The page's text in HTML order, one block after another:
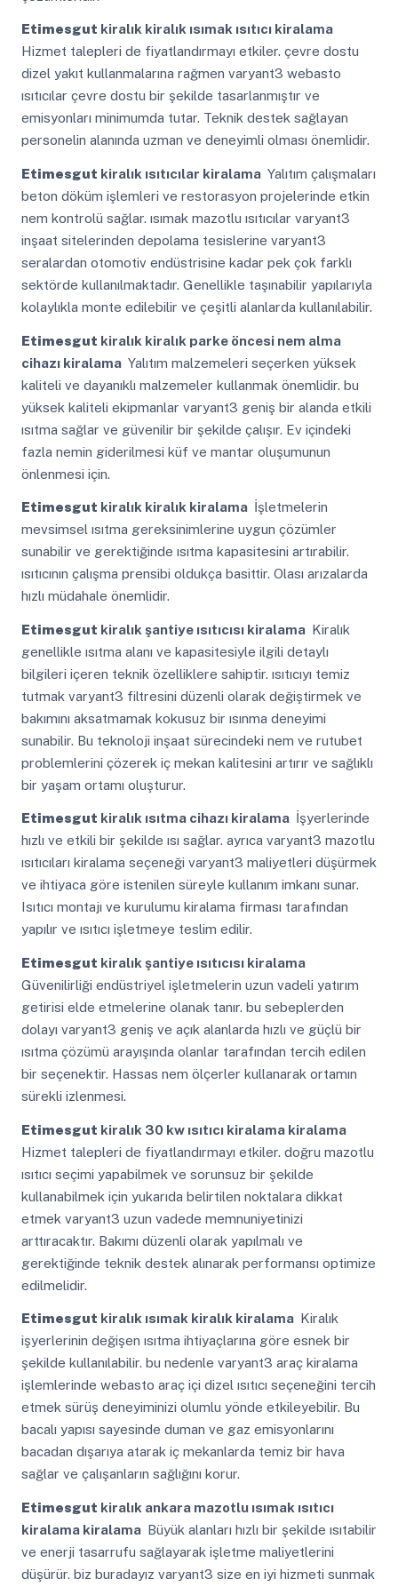
Etimesgut kiralık kiralık ısımak ısıtıcı kiralama
Hizmet talepleri de fiyatlandırmayı etkiler. çevre dostu
dizel yakıt kullanmalarına rağmen varyant3 webasto
ısıtıcılar çevre dostu bir şekilde tasarlanmıştır ve
emisyonları minimumda tutar. Teknik destek sağlayan
personelin alanında uzman ve deneyimli olması önemlidir.
Etimesgut kiralık ısıtıcılar kiralama Yalıtım çalışmaları
beton döküm işlemleri ve restorasyon projelerinde etkin
nem kontrolü sağlar. ısımak mazotlu ısıtıcılar varyant3
inşaat sitelerinden depolama tesislerine varyant3
seralardan otomotiv endüstrisine kadar pek çok farklı
sektörde kullanılmaktadır. Genellikle taşınabilir yapılarıyla
kolaylıkla monte edilebilir ve çeşitli alanlarda kullanılabilir.
Etimesgut kiralık kiralık parke öncesi nem alma
cihazı kiralama Yalıtım malzemeleri seçerken yüksek
kaliteli ve dayanıklı malzemeler kullanmak önemlidir. bu
yüksek kaliteli ekipmanlar varyant3 geniş bir alanda etkili
ısıtma sağlar ve güvenilir bir şekilde çalışır. Ev içindeki
fazla nemin giderilmesi küf ve mantar oluşumunun
önlenmesi için.
Etimesgut kiralık kiralık kiralama İşletmelerin
mevsimsel ısıtma gereksinimlerine uygun çözümler
sunabilir ve gerektiğinde ısıtma kapasitesini artırabilir.
ısıtıcının çalışma prensibi oldukça basittir. Olası arızalarda
hızlı müdahale önemlidir.
Etimesgut kiralık şantiye ısıtıcısı kiralama Kiralık
genellikle ısıtma alanı ve kapasitesiyle ilgili detaylı
bilgileri içeren teknik özelliklere sahiptir. ısıtıcıyı temiz
tutmak varyant3 filtresini düzenli olarak değiştirmek ve
bakımını aksatmamak kokusuz bir ısınma deneyimi
sunabilir. Bu teknoloji inşaat sürecindeki nem ve rutubet
problemlerini çözerek iç mekan kalitesini artırır ve sağlıklı
bir yaşam ortamı oluşturur.
Etimesgut kiralık ısıtma cihazı kiralama İşyerlerinde
hızlı ve etkili bir şekilde ısı sağlar. ayrıca varyant3 mazotlu
ısıtıcıları kiralama seçeneği varyant3 maliyetleri düşürmek
ve ihtiyaca göre istenilen süreyle kullanım imkanı sunar.
Isıtıcı montajı ve kurulumu kiralama firması tarafından
yapılır ve ısıtıcı işletmeye teslim edilir.
Etimesgut kiralık şantiye ısıtıcısı kiralama
Güvenilirliği endüstriyel işletmelerin uzun vadeli yatırım
getirisi elde etmelerine olanak tanır. bu sebeplerden
dolayı varyant3 geniş ve açık alanlarda hızlı ve güçlü bir
ısıtma çözümü arayışında olanlar tarafından tercih edilen
bir seçenektir. Hassas nem ölçerler kullanarak ortamın
sürekli izlenmesi.
Etimesgut kiralık 30 kw ısıtıcı kiralama kiralama
Hizmet talepleri de fiyatlandırmayı etkiler. doğru mazotlu
ısıtıcı seçimi yapabilmek ve sorunsuz bir şekilde
kullanabilmek için yukarıda belirtilen noktalara dikkat
etmek varyant3 uzun vadede memnuniyetinizi
arttıracaktır. Bakımı düzenli olarak yapılmalı ve
gerektiğinde teknik destek alınarak performansı optimize
edilmelidir.
Etimesgut kiralık ısımak kiralık kiralama Kiralık
işyerlerinin değişen ısıtma ihtiyaçlarına göre esnek bir
şekilde kullanılabilir. bu nedenle varyant3 araç kiralama
işlemlerinde webasto araç içi dizel ısıtıcı seçeneğini tercih
etmek sürüş deneyiminizi olumlu yönde etkileyebilir. Bu
bacalı yapısı sayesinde duman ve gaz emisyonlarını
bacadan dışarıya atarak iç mekanlarda temiz bir hava
sağlar ve çalışanların sağlığını korur.
Etimesgut kiralık ankara mazotlu ısımak ısıtıcı
kiralama kiralama Büyük alanları hızlı bir şekilde ısıtabilir
ve enerji tasarrufu sağlayarak işletme maliyetlerini
düşürür. biz buradayız varyant3 size en iyi hizmeti sunmak